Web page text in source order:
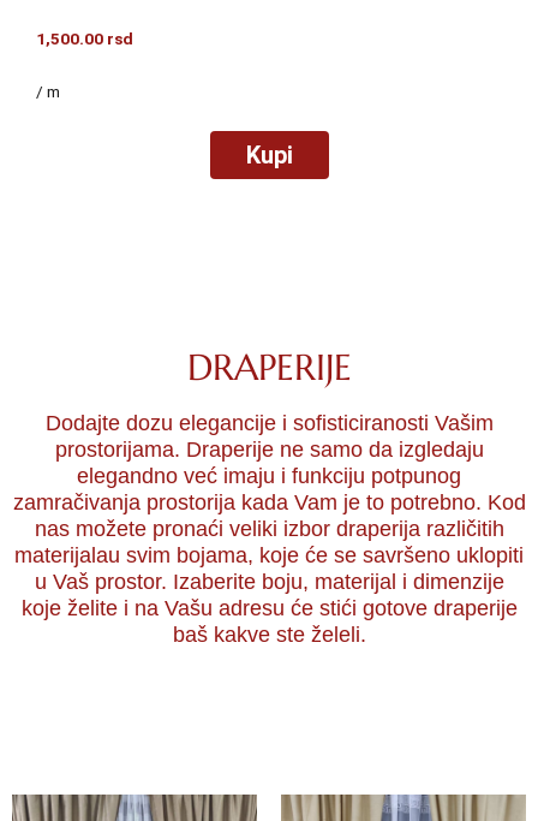
1,500.00 rsd
/ m
Kupi
DRAPERIJE
Dodajte dozu elegancije i sofisticiranosti Vašim
prostorijama. Draperije ne samo da izgledaju
elegandno već imaju i funkciju potpunog
zamračivanja prostorija kada Vam je to potrebno. Kod
nas možete pronaći veliki izbor draperija različitih
materijalau svim bojama, koje će se savršeno uklopiti
u Vaš prostor. Izaberite boju, materijal i dimenzije
koje želite i na Vašu adresu će stići gotove draperije
baš kakve ste želeli.